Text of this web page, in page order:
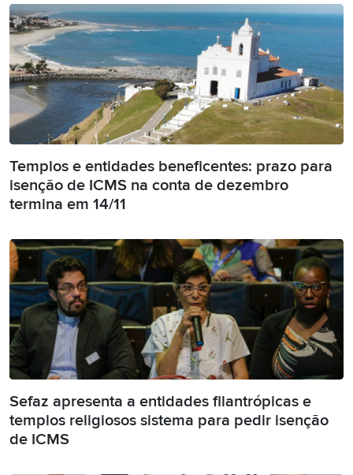
Templos e entidades beneficentes: prazo para
isenção de ICMS na conta de dezembro
termina em 14/11
Sefaz apresenta a entidades filantrópicas e
templos religiosos sistema para pedir isenção
de ICMS